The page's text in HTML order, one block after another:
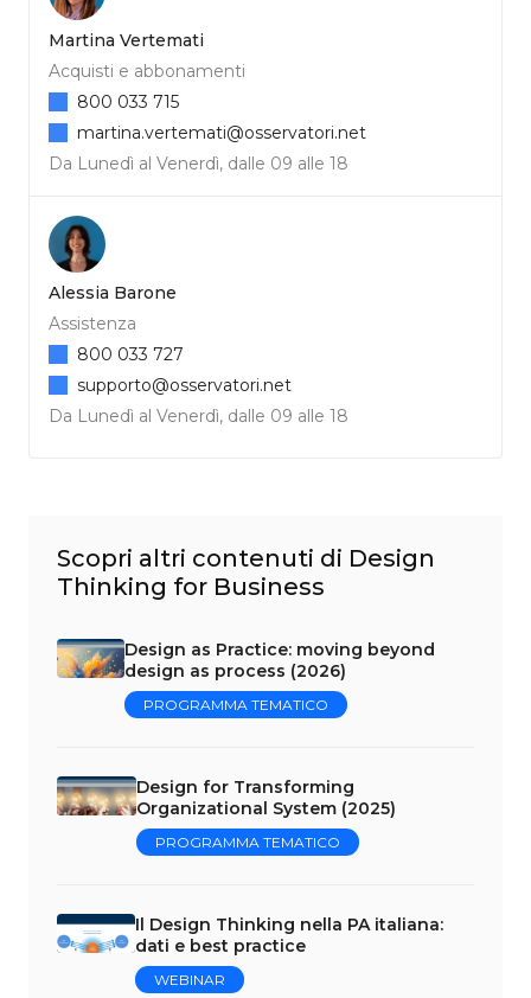
Martina Vertemati
Acquisti e abbonamenti
Da Lunedì al Venerdì, dalle 09 alle 18
800 033 715
martina.vertemati@osservatori.net
Alessia Barone
Assistenza
Da Lunedì al Venerdì, dalle 09 alle 18
800 033 727
supporto@osservatori.net
Scopri altri contenuti di Design
Thinking for Business
Design as Practice: moving beyond
design as process (2026)
PROGRAMMA TEMATICO
Design for Transforming
Organizational System (2025)
PROGRAMMA TEMATICO
Il Design Thinking nella PA italiana:
dati e best practice
WEBINAR